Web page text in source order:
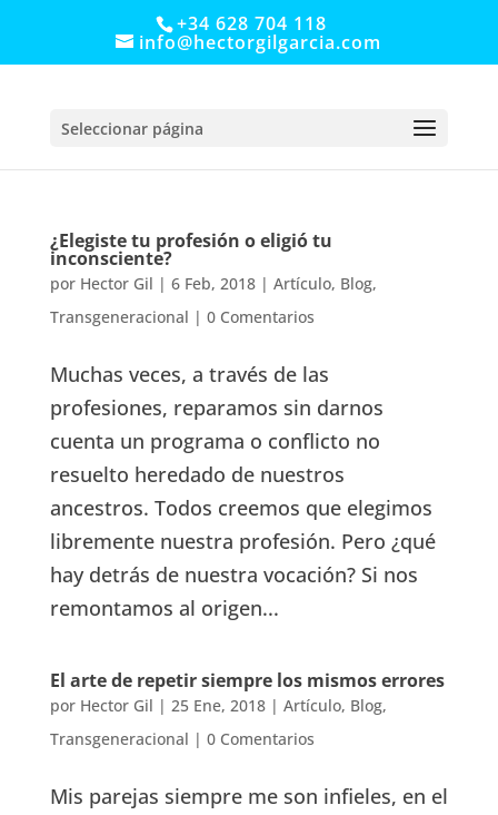
+34 628 704 118
info@hectorgilgarcia.com
Seleccionar página
¿Elegiste tu profesión o eligió tu
inconsciente?
por Hector Gil | 6 Feb, 2018| Artículo, Blog,
Transgeneracional | 0 Comentarios
Muchas veces, a través de las
profesiones, reparamos sin darnos
cuenta un programa o conflicto no
resuelto heredado de nuestros
ancestros. Todos creemos que elegimos
libremente nuestra profesión. Pero ¿qué
hay detrás de nuestra vocación? Si nos
remontamos al origen...
El arte de repetir siempre los mismos errores
por Hector Gil | 25 Ene, 2018| Artículo, Blog,
Transgeneracional | 0 Comentarios
Mis parejas siempre me son infieles, en el